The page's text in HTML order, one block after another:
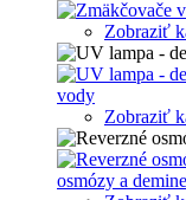
Zobraziť
vody
Zobraziť
osmózy a